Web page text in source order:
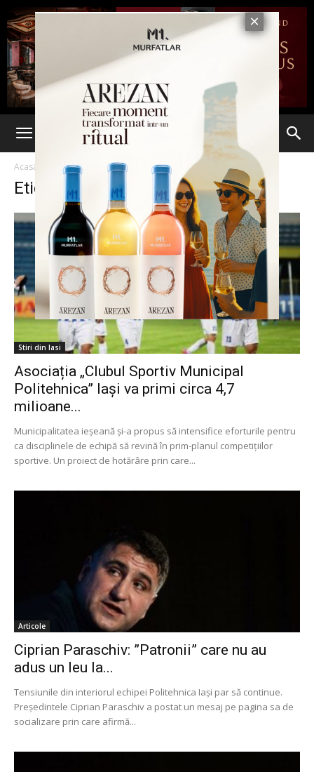
Acasă Etichete Politehnica Iasi
Etichetă: Politehnica Iasi
Stiri din Iasi
Asociația „Clubul Sportiv Municipal
Politehnica” Iași va primi circa 4,7
milioane...
Municipalitatea ieșeană și-a propus să intensifice eforturile pentru
ca disciplinele de echipă să revină în prim-planul competițiilor
sportive. Un proiect de hotărâre prin care...
Articole
Ciprian Paraschiv: ”Patronii” care nu au
adus un leu la...
Tensiunile din interiorul echipei Politehnica Iași par să continue.
Președintele Ciprian Paraschiv a postat un mesaj pe pagina sa de
socializare prin care afirmă...